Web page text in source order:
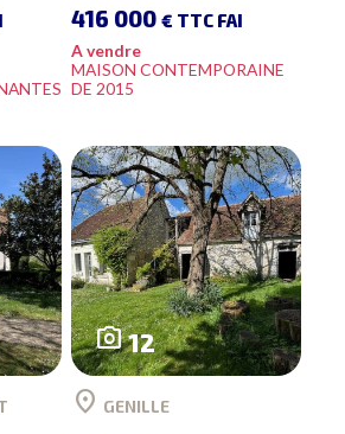
416 000€ TTC FAI
A vendre
MAISON CONTEMPORAINE
DE 2015
photo_camera12
location_on GENILLE